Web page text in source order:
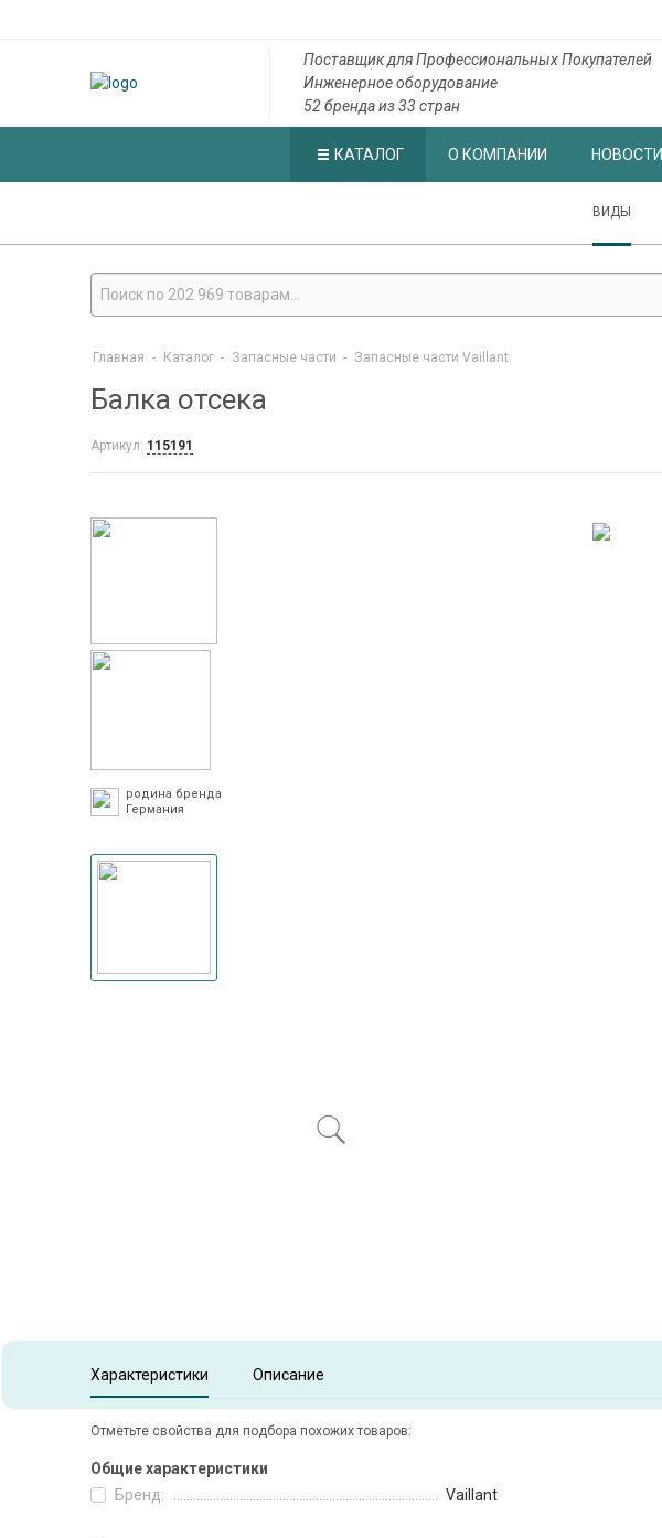
Поставщик для Профессиональных Покупателей
Инженерное оборудование
52 бренда из 33 стран
КАТАЛОГ О КОМПАНИИ НОВОСТИ
ВИДЫ
Главная - Каталог - Запасные части - Запасные части Vaillant
Балка отсека
Артикул: 115191
родина бренда
Германия
Item 1 of 1
Характеристики Описание
Отметьте свойства для подбора похожих товаров:
Общие характеристики
Бренд:
Vaillant